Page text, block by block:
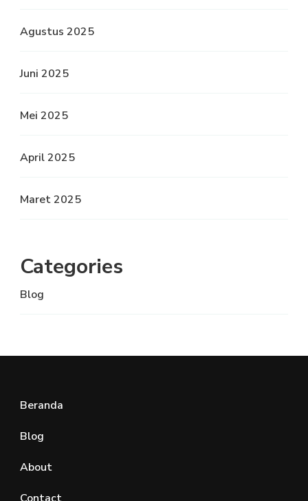
Agustus 2025
Juni 2025
Mei 2025
April 2025
Maret 2025
Categories
Blog
Beranda
Blog
About